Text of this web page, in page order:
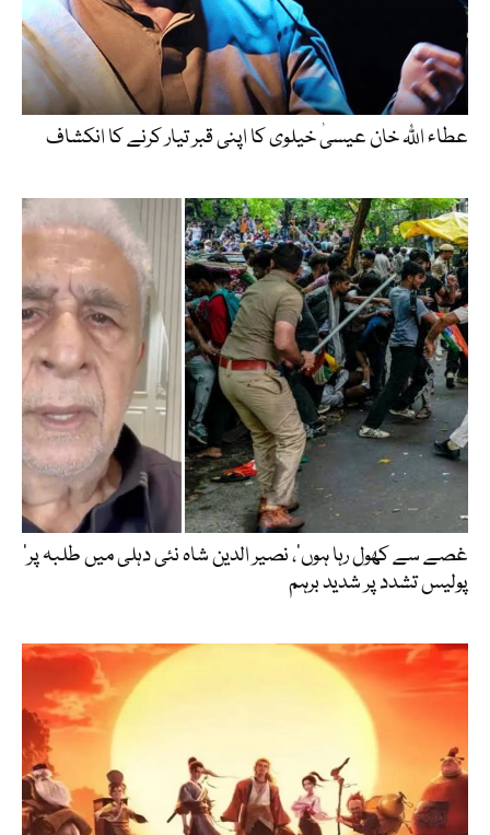
عطاء اللّٰہ خان عیسیٰ خیلوی کا اپنی قبر تیار کرنے کا انکشاف
’غصے سے کھول رہا ہوں‘، نصیر الدین شاہ نئی دہلی میں طلبہ پر
پولیس تشدد پر شدید برہم